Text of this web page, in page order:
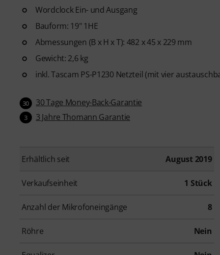
Wordclock Ein- und Ausgang
Bauform: 19" 1HE
Abmessungen (B x H x T): 482 x 45 x 229 mm
Gewicht: 2,6 kg
inkl. Tascam PS-P1230 Netzteil (mit vier
30 30 Tage Money-Back-Garantie
3 3 Jahre Thomann Garantie
Erhältlich seit August 2019
Verkaufseinheit 1 Stück
Anzahl der Mikrofoneingänge 8
Röhre Nein